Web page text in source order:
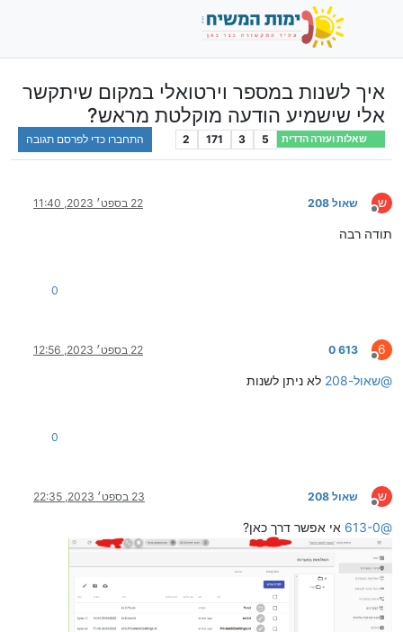
איך לשנות במספר וירטואלי במקום שיתקשר
אלי שישמיע הודעה מוקלטת מראש?
שאלות ועזרה הדדית 5
3
171
2 התחברו כדי לפרסם תגובה
ש
מנותק
שאול 208 22 בספט׳ 2023, 11:40
תודה רבה
0
6
מנותק
613 0 22 בספט׳ 2023, 12:56
@שאול-208 לא ניתן לשנות
0
ש
מנותק
שאול 208 23 בספט׳ 2023, 22:35
@
613-0 אי אפשר דרך כאן?